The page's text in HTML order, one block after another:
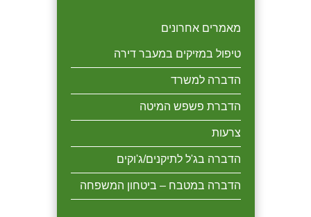
מאמרים אחרונים
טיפול במזיקים במעבר דירה
הדברה למשרד
הדברת פשפש המיטה
צרעות
הדברה בג'ל לתיקנים/ג'וקים
הדברה במטבח – ביטחון המשפחה